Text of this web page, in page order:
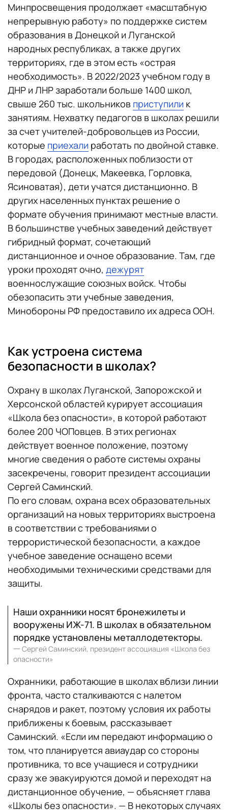
Минпросвещения продолжает «масштабную
непрерывную работу» по поддержке систем
образования в Донецкой и Луганской
народных республиках, а также других
территориях, где в этом есть «острая
необходимость». В 2022/2023 учебном году в
ДНР и ЛНР заработали больше 1400 школ,
свыше 260 тыс. школьников приступили к
занятиям. Нехватку педагогов в школах решили
за счет учителей-добровольцев из России,
которые приехали работать по двойной ставке.
В городах, расположенных поблизости от
передовой (Донецк, Макеевка, Горловка,
Ясиноватая), дети учатся дистанционно. В
других населенных пунктах решение о
формате обучения принимают местные власти.
В большинстве учебных заведений действует
гибридный формат, сочетающий
дистанционное и очное образование. Там, где
уроки проходят очно, дежурят
военнослужащие союзных войск. Чтобы
обезопасить эти учебные заведения,
Минобороны РФ предоставило их адреса ООН.
Как устроена система
безопасности в школах?
Охрану в школахЛуганской, Запорожской и
Херсонской областей курирует ассоциация
«Школа без опасности», в которой работают
более 200 ЧОПовцев. В этих регионах
действует военное положение, поэтому
многие сведения о работе системы охраны
засекречены, говорит президент ассоциации
Сергей Саминский.
По его словам, охрана всех образовательных
организаций на новых территориях выстроена
в соответствии с требованиями о
террористической безопасности, а каждое
учебное заведение оснащено всеми
необходимыми техническими средствами для
защиты.
Наши охранники носят бронежилеты и
вооружены ИЖ-71. В школах в обязательном
порядке установлены металлодетекторы.
一 Сергей Саминский, президент ассоциация «Школа без
опасности»
Охранники, работающие в школах вблизи линии
фронта, часто сталкиваются с налетом
снарядов и ракет, поэтому условия их работы
приближены к боевым, рассказывает
Саминский. «Если им передают информацию о
том, что планируется авиаудар со стороны
противника, то все учащиеся и сотрудники
сразу же эвакуируются домой и переходят на
дистанционное обучение, — объясняет глава
«Школы без опасности». — В некоторых случаях